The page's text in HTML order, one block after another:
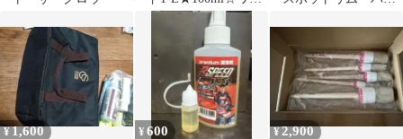
タッチボトル
¥1,600 ¥600 ¥2,900